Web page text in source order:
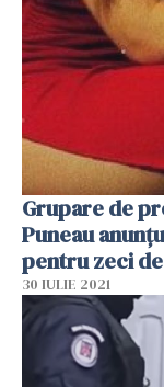
Grupare de
Puneau
pentru zeci
30 IULIE 2021